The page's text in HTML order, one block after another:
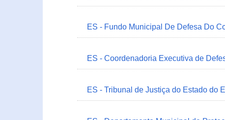
ES - Fundo Municipal De Defesa Do
ES - Coordenadoria Executiva de
ES - Tribunal de Justiça do Estado do